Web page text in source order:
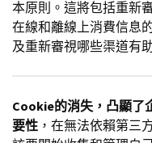
本原則。這將包括重新
在線和離線上消費信息
及重新審視哪些渠道有
Cookie的消失，凸顯了
要性 ，在無法依賴第三